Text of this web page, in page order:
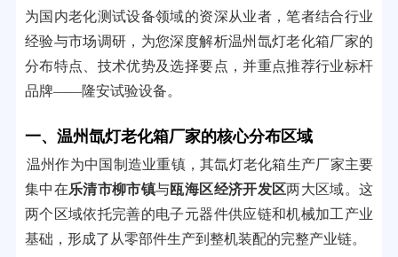
为国内老化测试设备领域的资深从业者，笔者结合行业
经验与市场调研，为您深度解析温州氙灯老化箱厂家的
分布特点、技术优势及选择要点，并重点推荐行业标杆
品牌——隆安试验设备。
一、温州氙灯老化箱厂家的核心分布区域
温州作为中国制造业重镇，其氙灯老化箱生产厂家主要
集中在乐清市柳市镇与瓯海区经济开发区两大区域。这
两个区域依托完善的电子元器件供应链和机械加工产业
基础，形成了从零部件生产到整机装配的完整产业链。